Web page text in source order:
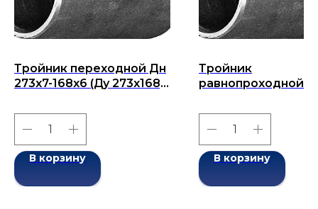
Тройник переходной Дн
273х7-168х6 (Ду 273х168)
2001
В корзину
Тройник
равнопроходной
бесшовный ГОСТ
2001
В корзину